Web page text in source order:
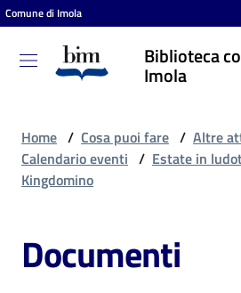
Vai al contenuto
Vai alla navigazione
Vai al footer
Comune di Imola
Biblioteca
Imola
Biblioteca
comunale
Cosa
Home / Cosa puoi fare / Altre
Calendario eventi / Estate in
Kingdomino
Documenti